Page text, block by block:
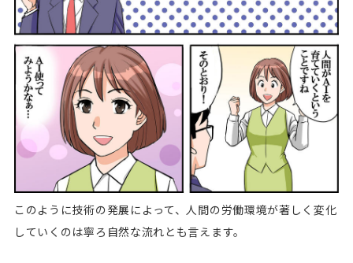
このように技術の発展によって、人間の労働環境が著しく変化
していくのは寧ろ自然な流れとも言えます。